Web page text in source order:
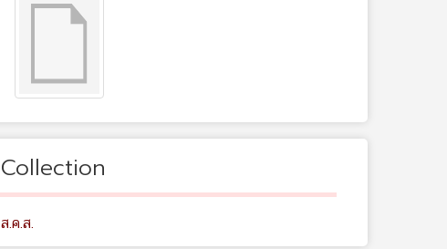
Collection
ส.ค.ส.